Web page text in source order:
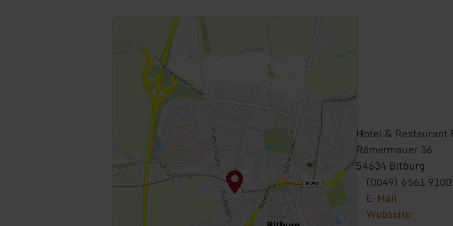
Hotel & Restaurant
Römermauer 36
54634 Bitburg
(0049) 6561 9100
E-Mail
Webseite